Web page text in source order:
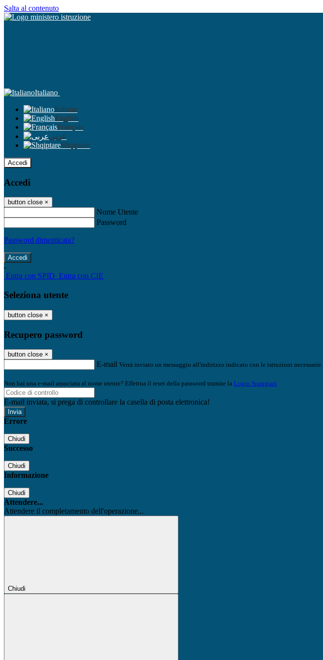
Salta al contenuto
Italiano
Italiano
English
Français
عربى
Shqiptare
Accedi
Accedi
button close ×
Nome Utente
Password
Password dimenticata?
-
Entra con SPID Entra con CIE
Seleziona utente
button close ×
Recupero password
button close ×
E-mail Verrà inviato un messaggio all'indirizzo indicato con le istruzioni necessarie.
Non hai una e-mail associata al nome utente? Effettua il reset della password tramite la Login Spaggiari
E-mail inviata, si prega di controllare la casella di posta elettronica!
Errore
Chiudi
Successo
Chiudi
Informazione
Chiudi
Attendere...
Attendere il completamento dell'operazione...
Chiudi